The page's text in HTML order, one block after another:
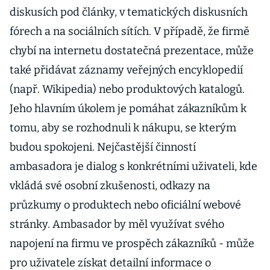
diskusích pod články, v tematických diskusních
fórech a na sociálních sítích. V případě, že firmě
chybí na internetu dostatečná prezentace, může
také přidávat záznamy veřejných encyklopedií
(např. Wikipedia) nebo produktových katalogů.
Jeho hlavním úkolem je pomáhat zákazníkům k
tomu, aby se rozhodnuli k nákupu, se kterým
budou spokojeni. Nejčastější činností
ambasadora je dialog s konkrétními uživateli, kde
vkládá své osobní zkušenosti, odkazy na
průzkumy o produktech nebo oficiální webové
stránky. Ambasador by měl využívat svého
napojení na firmu ve prospěch zákazníků - může
pro uživatele získat detailní informace o